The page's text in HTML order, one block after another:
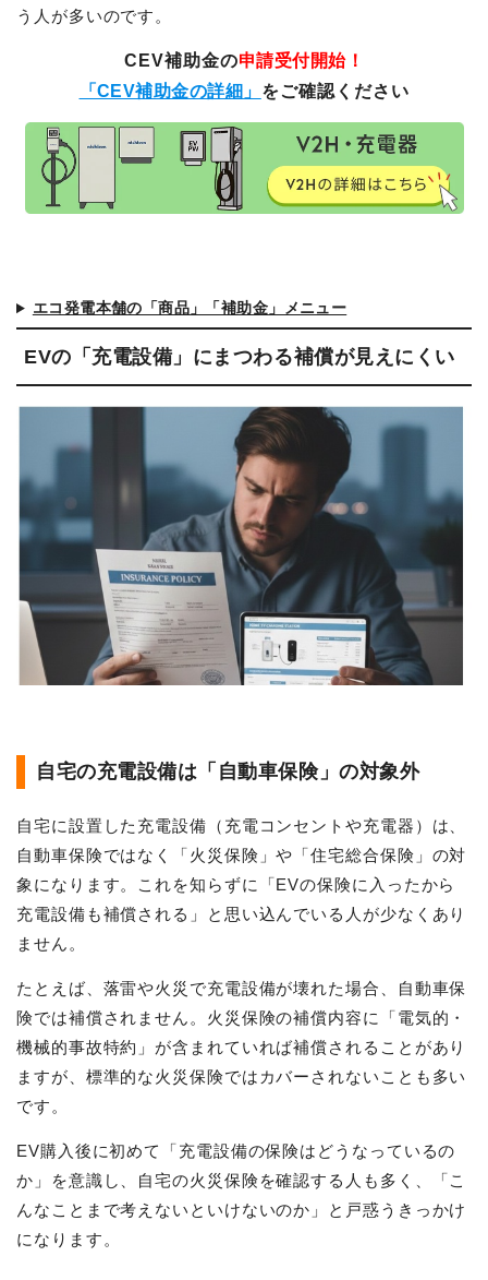
う人が多いのです。
CEV補助金の申請受付開始！
「CEV補助金の詳細」 をご確認ください
エコ発電本舗の「商品」「補助金」メニュー
EVの「充電設備」にまつわる補償が見えにくい
自宅の充電設備は「自動車保険」の対象外
自宅に設置した充電設備（充電コンセントや充電器）は、
自動車保険ではなく「火災保険」や「住宅総合保険」の対
象になります。これを知らずに「EVの保険に入ったから
充電設備も補償される」と思い込んでいる人が少なくあり
ません。
たとえば、落雷や火災で充電設備が壊れた場合、自動車保
険では補償されません。火災保険の補償内容に「電気的・
機械的事故特約」が含まれていれば補償されることがあり
ますが、標準的な火災保険ではカバーされないことも多い
です。
EV購入後に初めて「充電設備の保険はどうなっているの
か」を意識し、自宅の火災保険を確認する人も多く、「こ
んなことまで考えないといけないのか」と戸惑うきっかけ
になります。